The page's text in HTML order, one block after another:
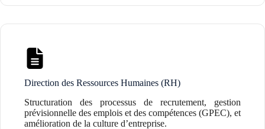
Direction des Ressources Humaines (RH)
Structuration des processus de recrutement, gestion
prévisionnelle des emplois et des compétences (GPEC), et
amélioration de la culture d’entreprise.